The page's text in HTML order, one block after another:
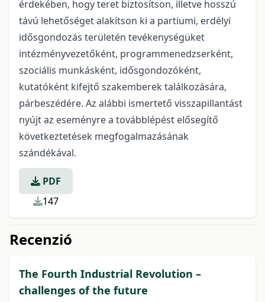
érdekében, hogy teret biztosítson, illetve hosszú
távú lehetőséget alakítson ki a partiumi, erdélyi
idősgondozás területén tevékenységüket
intézményvezetőként, programmenedzserként,
szociális munkásként, idősgondozóként,
kutatóként kifejtő szakemberek találkozására,
párbeszédére. Az alábbi ismertető visszapillantást
nyújt az eseményre a továbblépést elősegítő
következtetések megfogalmazásának
szándékával.
PDF
147
Recenzió
The Fourth Industrial Revolution –
challenges of the future